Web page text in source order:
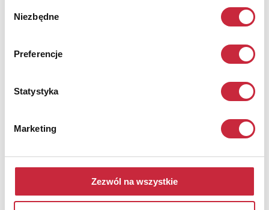
zgody
Niezbędne
Preferencje
Statystyka
Marketing
Zezwól na wszystkie
Zadeptana ziemia - i co dalej...?, 2001